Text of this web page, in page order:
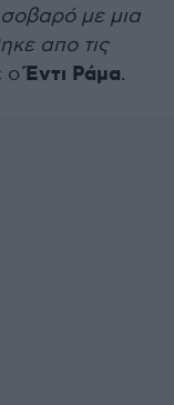
με μια
απο τις
οΈντι Ράμα.